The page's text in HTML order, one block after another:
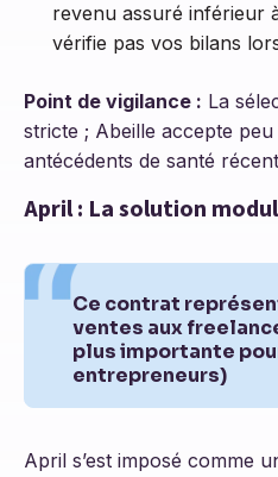
revenu assuré inférieur
vérifie pas vos bilans
Point de vigilance : La
stricte ; Abeille accepte
antécédents de santé
April : La solution
Ce contrat
ventes aux
plus importante
entrepreneurs)
April s’est imposé comme